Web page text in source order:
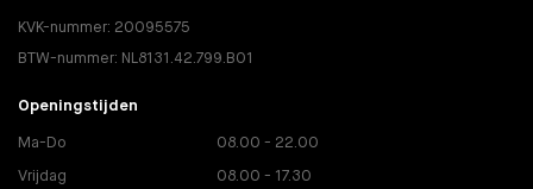
KVK-nummer: 20095575
BTW-nummer: NL8131.42.799.B01
Openingstijden
Ma-Do 08.00 - 22.00
Vrijdag 08.00 - 17.30